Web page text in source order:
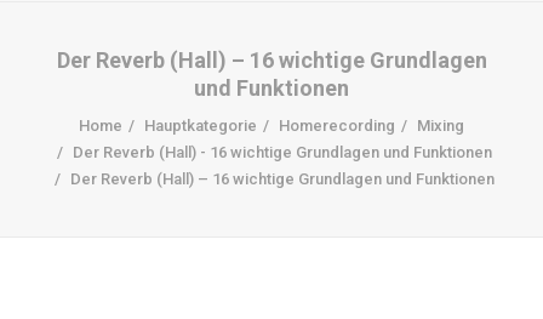
Der Reverb (Hall) – 16 wichtige Grundlagen
und Funktionen
Home Hauptkategorie Homerecording
Mixing
Der Reverb (Hall) - 16 wichtige Grundlagen und Funktionen
Der Reverb (Hall) – 16 wichtige Grundlagen und Funktionen